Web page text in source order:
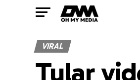
VIRAL
Tular